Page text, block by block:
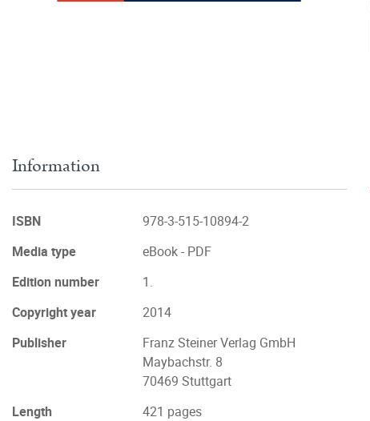
Information
ISBN
978-3-515-10894-2
Media type
eBook - PDF
Edition number
1.
Copyright year
2014
Publisher
Franz Steiner Verlag GmbH
Maybachstr. 8
70469 Stuttgart
Length
421 pages